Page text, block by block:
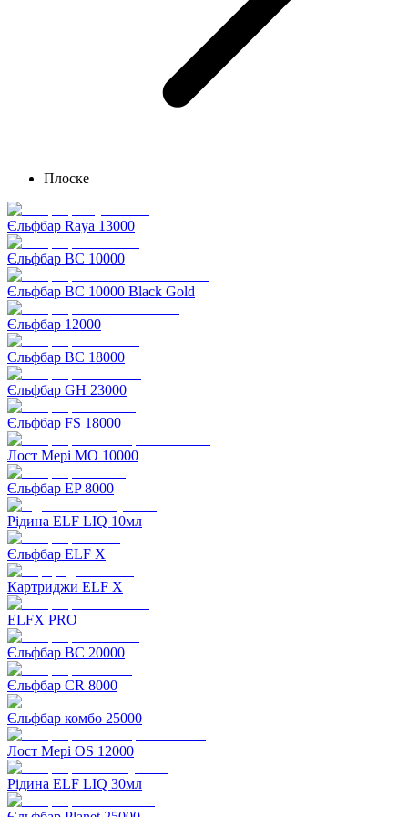
Плоске
Єльфбар Raya 13000
Єльфбар BC 10000
Єльфбар BC 10000 Black Gold
Єльфбар 12000
Єльфбар BC 18000
Єльфбар GH 23000
Єльфбар FS 18000
Лост Мері MO 10000
Єльфбар EP 8000
Рідина ELF LIQ 10мл
Єльфбар ELF X
Картриджи ELF X
ELFX PRO
Єльфбар BC 20000
Єльфбар CR 8000
Єльфбар комбо 25000
Лост Мері OS 12000
Рідина ELF LIQ 30мл